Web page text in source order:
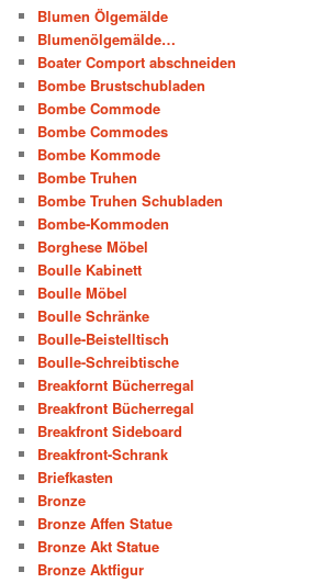
Blumen Ölgemälde
Blumenölgemälde…
Boater Comport abschneiden
Bombe Brustschubladen
Bombe Commode
Bombe Commodes
Bombe Kommode
Bombe Truhen
Bombe Truhen Schubladen
Bombe-Kommoden
Borghese Möbel
Boulle Kabinett
Boulle Möbel
Boulle Schränke
Boulle-Beistelltisch
Boulle-Schreibtische
Breakfornt Bücherregal
Breakfront Bücherregal
Breakfront Sideboard
Breakfront-Schrank
Briefkasten
Bronze
Bronze Affen Statue
Bronze Akt Statue
Bronze Aktfigur